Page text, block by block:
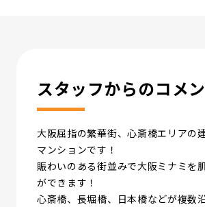
スタッフからのコメ
大阪屈指の繁華街、心斎橋エリアの
マンションです！
賑わいのある街並みで大阪ミナミを
ができます！
心斎橋、長堀橋、日本橋などが複数